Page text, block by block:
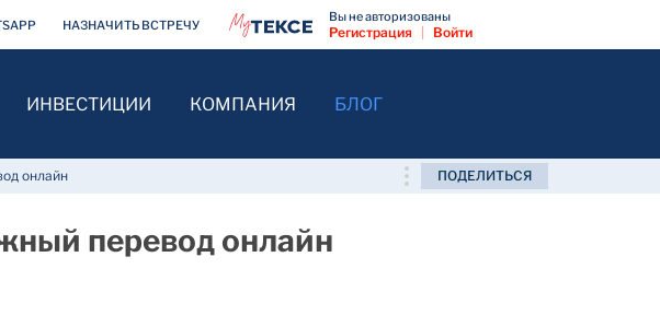
онлайн ПОДЕЛИТЬСЯ
перевод онлайн
ИНВЕСТИЦИИ КОМПАНИЯ БЛОГ
НАЗНАЧИТЬ ВСТРЕЧУ
Вы не авторизованы
Регистрация Войти